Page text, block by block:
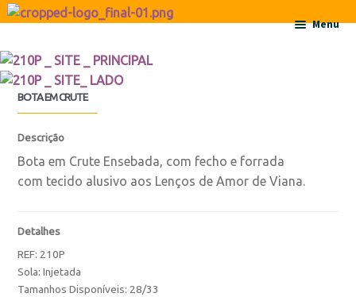
Ir para a navegação
Saltar para o conteúdo
Menu
Produtos
Botas
Botas
BOTA EM CRUTE
Descrição
Bota em Crute Ensebada, com fecho e forrada
com tecido alusivo aos Lenços de Amor de Viana.
Detalhes
REF: 210P
Sola: Injetada
Tamanhos Disponíveis: 28/33